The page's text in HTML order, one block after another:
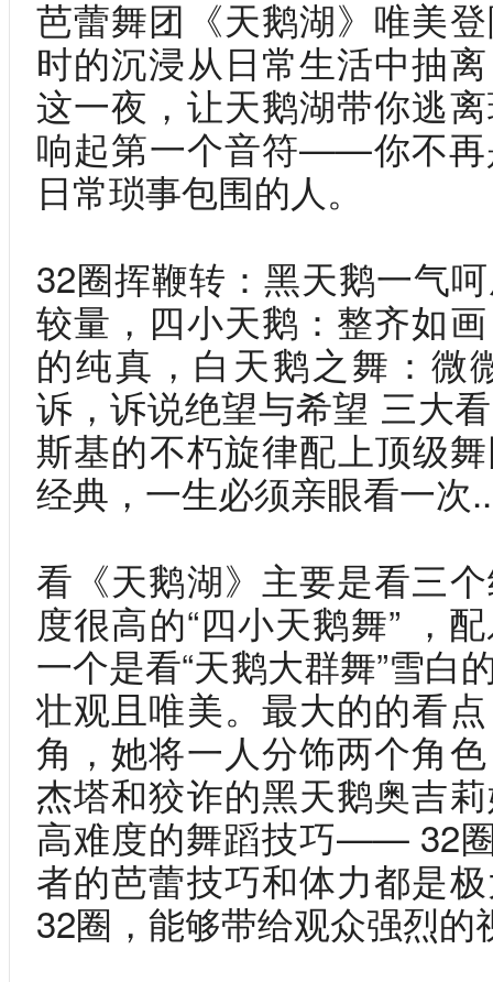
芭蕾舞团《天鹅湖》唯美
时的沉浸从日常生活中抽
这一夜，让天鹅湖带你逃
响起第一个音符——你不再
日常琐事包围的人。
32圈挥鞭转：黑天鹅一气
较量，四小天鹅：整齐如
的纯真，白天鹅之舞：微
诉，诉说绝望与希望 三大
斯基的不朽旋律配上顶级
经典，一生必须亲眼看一次
看《天鹅湖》主要是看三
度很高的“四小天鹅舞” ，
一个是看“天鹅大群舞”雪白
壮观且唯美。最大的的看
角，她将一人分饰两个角
杰塔和狡诈的黑天鹅奥吉
高难度的舞蹈技巧—— 32
者的芭蕾技巧和体力都是
32圈，能够带给观众强烈